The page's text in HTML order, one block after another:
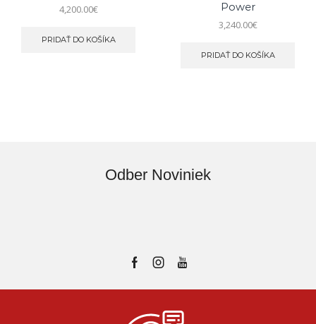
4,200.00€
PRIDAŤ DO KOŠÍKA
Power
3,240.00€
PRIDAŤ DO KOŠÍKA
Odber Noviniek